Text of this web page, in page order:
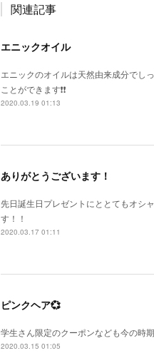
関連記事
エニックオイル
エニックのオイルは天然由来成分でし
ことができます❗️❗️
2020.03.19 01:13
ありがとうございます！
先日誕生日プレゼントにととてもオシ
す！！
2020.03.17 01:11
ピンクヘア💞
学生さん限定のクーポンなども今の時
2020.03.15 01:05